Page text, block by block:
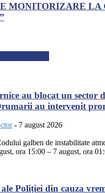
MONITORIZARE LA
au blocat un sector
au intervenit
- 7 august 2026
galben de instabilitate
ora 15:00 – 7 august, ora
Poliției din cauza